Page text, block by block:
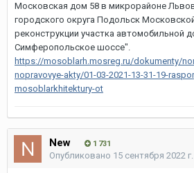
Московская дом 58 в микрорайоне
городского округа Подольск
реконструкции участка автомобильной
Симферопольское шоссе".
https://mosoblarh.mosreg.ru/dokumenty/
nopravovye-akty/01-03-2021-13-31-19-
mosoblarkhitektury-ot
New 1 731
Опубликовано 15 сентября 2022 г.